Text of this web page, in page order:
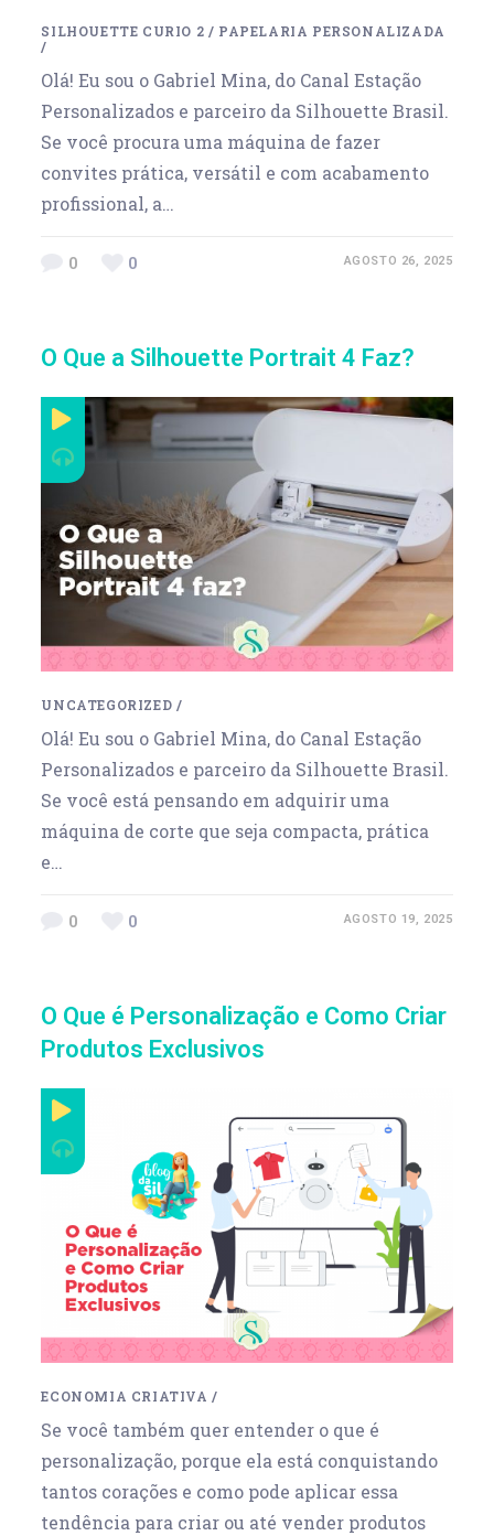
SILHOUETTE CURIO 2 / PAPELARIA PERSONALIZADA
/
Olá! Eu sou o Gabriel Mina, do Canal Estação
Personalizados e parceiro da Silhouette Brasil.
Se você procura uma máquina de fazer
convites prática, versátil e com acabamento
profissional, a…
0 0 AGOSTO 26, 2025
O Que a Silhouette Portrait 4 Faz?
UNCATEGORIZED /
Olá! Eu sou o Gabriel Mina, do Canal Estação
Personalizados e parceiro da Silhouette Brasil.
Se você está pensando em adquirir uma
máquina de corte que seja compacta, prática
e…
0 0 AGOSTO 19, 2025
O Que é Personalização e Como Criar
Produtos Exclusivos
ECONOMIA CRIATIVA /
Se você também quer entender o que é
personalização, porque ela está conquistando
tantos corações e como pode aplicar essa
tendência para criar ou até vender produtos